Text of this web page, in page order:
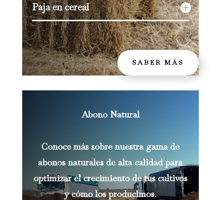
Paja en cereal
SABER MÁS
Abono Natural
Conoce más sobre nuestra gama de
abonos naturales de alta calidad para
optimizar el crecimiento de tus cultivos
y cómo los producimos.